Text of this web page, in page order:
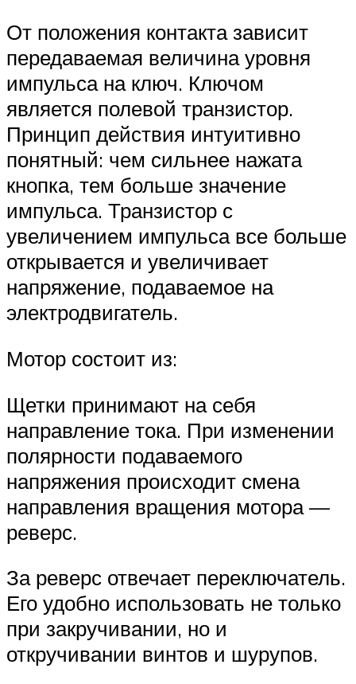
От положения контакта зависит
передаваемая величина уровня
импульса на ключ. Ключом
является полевой транзистор.
Принцип действия интуитивно
понятный: чем сильнее нажата
кнопка, тем больше значение
импульса. Транзистор с
увеличением импульса все больше
открывается и увеличивает
напряжение, подаваемое на
электродвигатель.
Мотор состоит из:
Щетки принимают на себя
направление тока. При изменении
полярности подаваемого
напряжения происходит смена
направления вращения мотора —
реверс.
За реверс отвечает переключатель.
Его удобно использовать не только
при закручивании, но и
откручивании винтов и шурупов.